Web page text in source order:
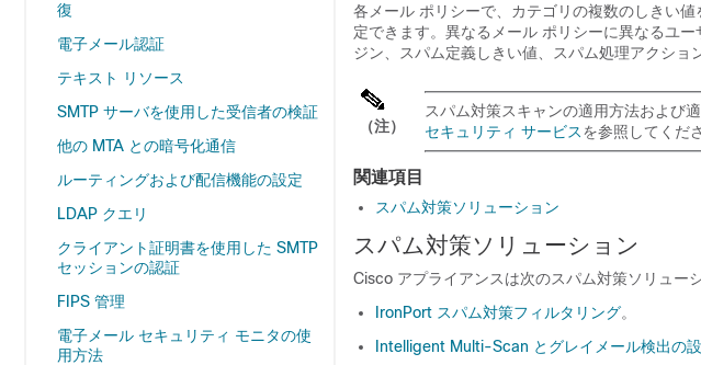
復
電子メール認証
テキスト リソース
SMTP サーバを使用した受信者の検証
他の MTA との暗号化通信
ルーティングおよび配信機能の設定
LDAP クエリ
クライアント証明書を使用した SMTP
セッションの認証
FIPS 管理
電子メール セキュリティ モニタの使
用方法
各メール ポリシーで、カテゴリの複数のしきい
定できます。異なるメール ポリシーに異なるユ
ジン、スパム定義しきい値、スパム処理アクショ
（注）
スパム対策スキャンの適用方法および
セキュリティ サービスを参照してくだ
関連項目
スパム対策ソリューション
スパム対策ソリューション
Cisco アプライアンスは次のスパム対策ソリュー
IronPort スパム対策フィルタリング。
Intelligent Multi-Scan とグレイメール検出の